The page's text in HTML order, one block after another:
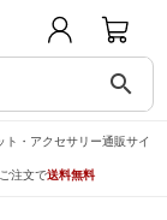
search
・アクセサリー通販サイ
注文で送料無料